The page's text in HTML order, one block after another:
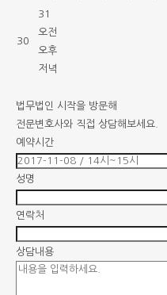
30
31
오전
오후
저녁
법무법인 시작을 방문해
전문변호사와 직접 상담해보세요.
예약시간
성명
연락처
상담내용